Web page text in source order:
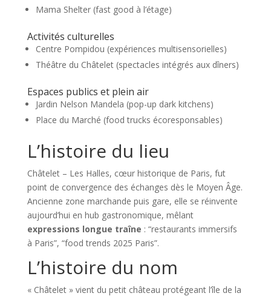
Mama Shelter (fast good à l’étage)
Activités culturelles
Centre Pompidou (expériences multisensorielles)
Théâtre du Châtelet (spectacles intégrés aux dîners)
Espaces publics et plein air
Jardin Nelson Mandela (pop-up dark kitchens)
Place du Marché (food trucks écoresponsables)
L’histoire du lieu
Châtelet – Les Halles, cœur historique de Paris, fut
point de convergence des échanges dès le Moyen Âge.
Ancienne zone marchande puis gare, elle se réinvente
aujourd’hui en hub gastronomique, mêlant
expressions longue traîne : “restaurants immersifs
à Paris”, “food trends 2025 Paris”.
L’histoire du nom
« Châtelet » vient du petit château protégeant l’île de la